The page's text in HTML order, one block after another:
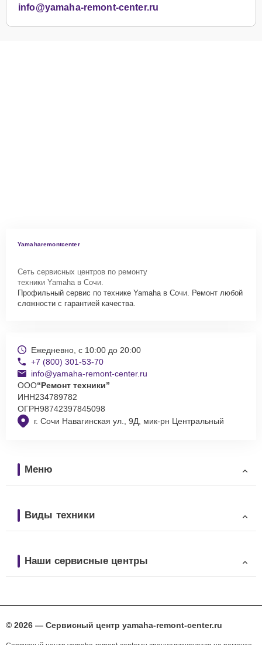
info@yamaha-remont-center.ru
Yamaharemontcenter
Сеть сервисных центров по ремонту
техники Yamaha в Сочи.
Профильный сервис по технике Yamaha в Сочи. Ремонт любой
сложности с гарантией качества.
г. Сочи Навагинская ул., 9Д, мик-рн Центральный
Ежедневно, с 10:00 до 20:00
+7 (800) 301-53-70
info@yamaha-remont-center.ru
ООО“Ремонт техники”
ИНН234789782
ОГРН98742397845098
Меню
Виды техники
Наши сервисные центры
© 2026 — Сервисный центр yamaha-remont-center.ru